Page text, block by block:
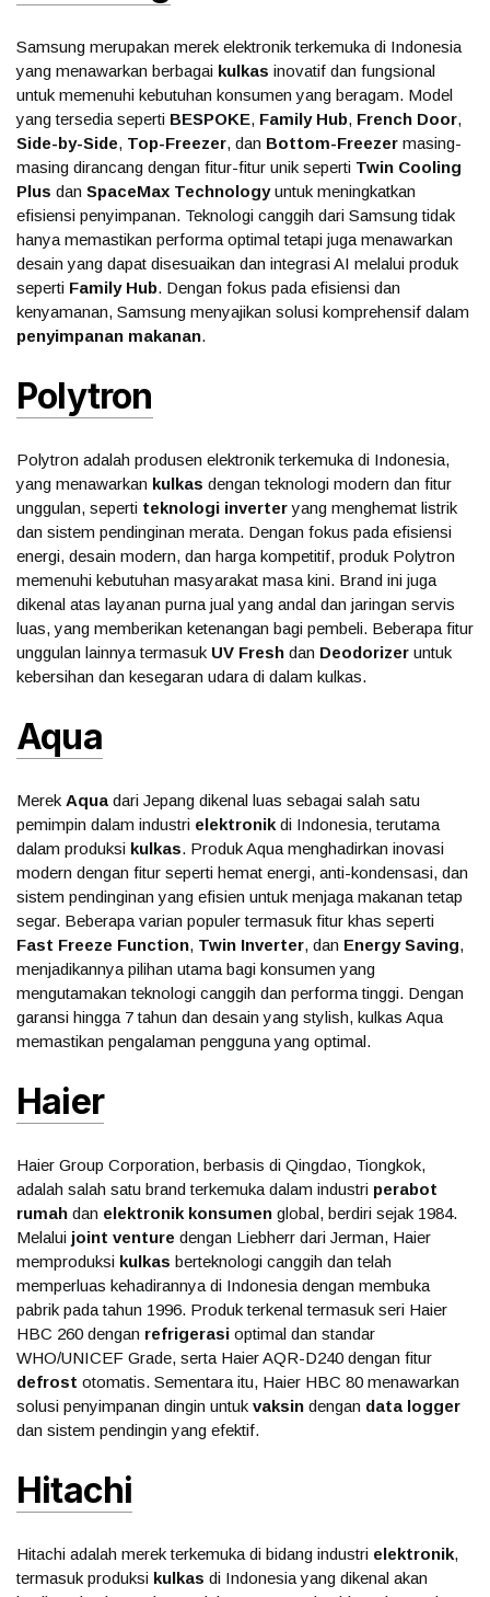
Samsung merupakan merek elektronik terkemuka di Indonesia
yang menawarkan berbagai kulkas inovatif dan fungsional
untuk memenuhi kebutuhan konsumen yang beragam. Model
yang tersedia seperti BESPOKE, Family Hub, French Door,
Side-by-Side, Top-Freezer, dan Bottom-Freezer masing-
masing dirancang dengan fitur-fitur unik seperti Twin Cooling
Plus dan SpaceMax Technologyuntuk meningkatkan
efisiensi penyimpanan. Teknologi canggih dari Samsung tidak
hanya memastikan performa optimal tetapi juga menawarkan
desain yang dapat disesuaikan dan integrasi AI melalui produk
seperti Family Hub. Dengan fokus pada efisiensi dan
kenyamanan, Samsung menyajikan solusi komprehensif dalam
penyimpanan makanan.
Polytron
Polytron adalah produsen elektronik terkemuka di Indonesia,
yang menawarkan kulkas dengan teknologi modern dan fitur
unggulan, seperti teknologi inverteryang menghemat listrik
dan sistem pendinginan merata. Dengan fokus pada efisiensi
energi, desain modern, dan harga kompetitif, produk Polytron
memenuhi kebutuhan masyarakat masa kini. Brand ini juga
dikenal atas layanan purna jual yang andal dan jaringan servis
luas, yang memberikan ketenangan bagi pembeli. Beberapa fitur
unggulan lainnya termasuk UV Fresh dan Deodorizer untuk
kebersihan dan kesegaran udara di dalam kulkas.
Aqua
Merek Aqua dari Jepang dikenal luas sebagai salah satu
pemimpin dalam industri elektronik di Indonesia, terutama
dalam produksi kulkas. Produk Aqua menghadirkan inovasi
modern dengan fitur seperti hemat energi, anti-kondensasi, dan
sistem pendinginan yang efisien untuk menjaga makanan tetap
segar. Beberapa varian populer termasuk fitur khas seperti
Fast Freeze Function, Twin Inverter, dan Energy Saving,
menjadikannya pilihan utama bagi konsumen yang
mengutamakan teknologi canggih dan performa tinggi. Dengan
garansi hingga 7 tahun dan desain yang stylish, kulkas Aqua
memastikan pengalaman pengguna yang optimal.
Haier
Haier Group Corporation, berbasis di Qingdao, Tiongkok,
adalah salah satu brand terkemuka dalam industri perabot
rumah dan elektronik konsumen global, berdiri sejak 1984.
Melalui joint venture dengan Liebherr dari Jerman, Haier
memproduksi kulkas berteknologi canggih dan telah
memperluas kehadirannya di Indonesia dengan membuka
pabrik pada tahun 1996. Produk terkenal termasuk seri Haier
HBC 260 dengan refrigerasi optimal dan standar
WHO/UNICEF Grade, serta Haier AQR-D240 dengan fitur
defrost otomatis. Sementara itu, Haier HBC 80 menawarkan
solusi penyimpanan dingin untuk vaksin dengan data logger
dan sistem pendingin yang efektif.
Hitachi
Hitachi adalah merek terkemuka di bidang industri elektronik,
termasuk produksi kulkas di Indonesia yang dikenal akan